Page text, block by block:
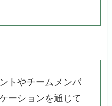
トやチームメンバ
ーションを通じて